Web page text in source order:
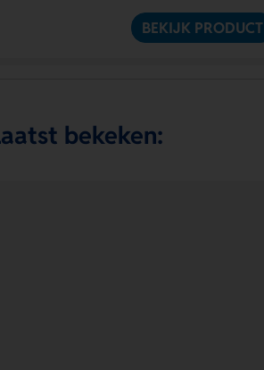
BEKIJK PRODUCT
bekeken: